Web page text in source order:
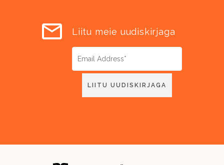
Liitu meie uudiskirjaga